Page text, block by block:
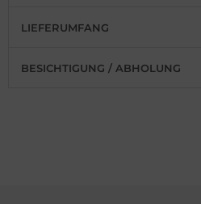
LIEFERUMFANG
BESICHTIGUNG / ABHOLUNG